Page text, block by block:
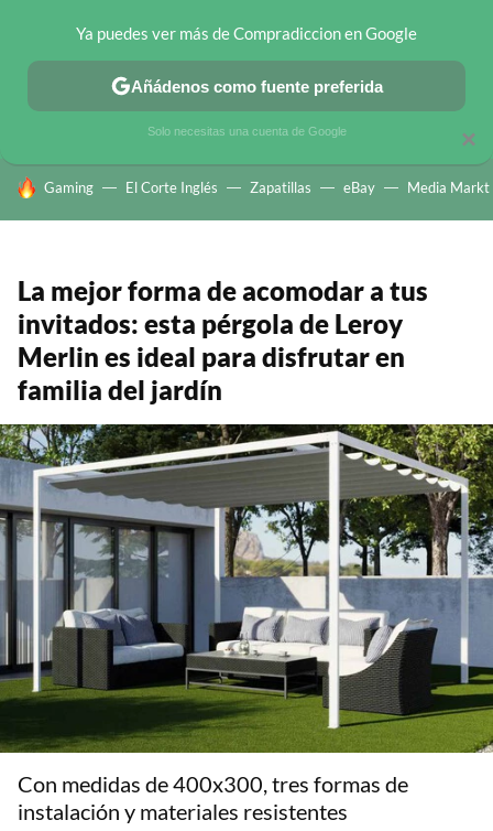
CHOLLOS TELEGRAM OFERTAS EN MÓVILES OFERTAS EN
HOY SE HABLA DE
Gaming El Corte Inglés Zapatillas eBay Media Markt
La mejor forma de acomodar a tus
invitados: esta pérgola de Leroy
Merlin es ideal para disfrutar en
familia del jardín
Con medidas de 400x300, tres formas de
instalación y materiales resistentes
×
Ya puedes ver más de Compradiccion en Google
Añádenos como fuente preferida
Solo necesitas una cuenta de Google